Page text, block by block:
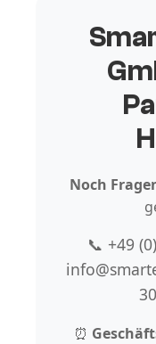
Noch
📞 +49
⏰